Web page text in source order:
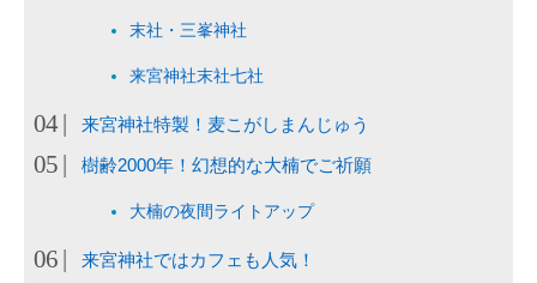
末社・三峯神社
来宮神社末社七社
来宮神社特製！麦こがしまんじゅう
樹齢2000年！幻想的な大楠でご祈願
大楠の夜間ライトアップ
来宮神社ではカフェも人気！